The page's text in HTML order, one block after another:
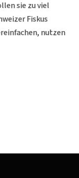
sie zu viel
Fiskus
nutzen